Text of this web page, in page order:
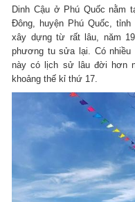
Dinh Cậu ở Phú Quốc nằm
Đông, huyện Phú Quốc,
xây dựng từ rất lâu, năm
phương tu sửa lại. Có nhiều
này có lịch sử lâu đời hơn
khoảng thế kỉ thứ 17.